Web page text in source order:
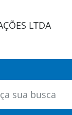
LTDA